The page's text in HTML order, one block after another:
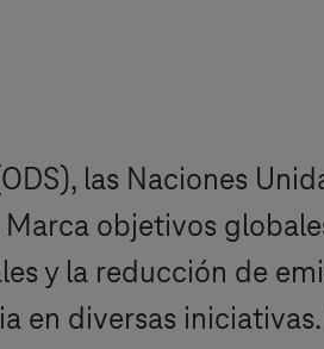
las Naciones
objetivos
y la reducción de
en diversas